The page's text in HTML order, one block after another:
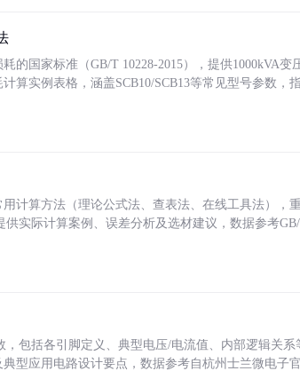
的国家标准（GB/T 10228-2015），提供1000kVA变
算实例表格，涵盖SCB10/SCB13等常见型号参数，
计算方法（理论公式法、查表法、在线工具法），
供实际计算案例、误差分析及选材建议，数据参考
，包括各引脚定义、典型电压/电流值、内部逻辑关
型应用电路设计要点，数据参考自杭州士兰微电子